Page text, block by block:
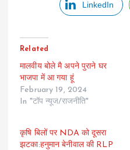
LinkedIn
Related
मालवीय बोले मै अपने पुराने घर
भाजपा में आ गया हूं
February 19, 2024
In "टॉप न्यूज/राजनीति"
कृषि बिलों पर NDA को दूसरा
झटका:हनुमान बेनीवाल की RLP